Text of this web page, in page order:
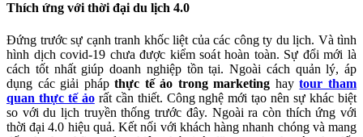
Thích ứng với thời đại du lịch 4.0
Đứng trước sự cạnh tranh khốc liệt của các công ty du lịch. Và tình
hình dịch covid-19 chưa được kiểm soát hoàn toàn. Sự đổi mới là
cách tốt nhất giúp doanh nghiệp tồn tại. Ngoài cách quản lý, áp
dụng các giải phápthực tế ảo trong marketing haytour tham
quan thực tế ảorất cần thiết. Công nghệ mới tạo nên sự khác biệt
so với du lịch truyền thống trước đây. Ngoài ra còn thích ứng với
thời đại 4.0 hiệu quả. Kết nối với khách hàng nhanh chóng và mang